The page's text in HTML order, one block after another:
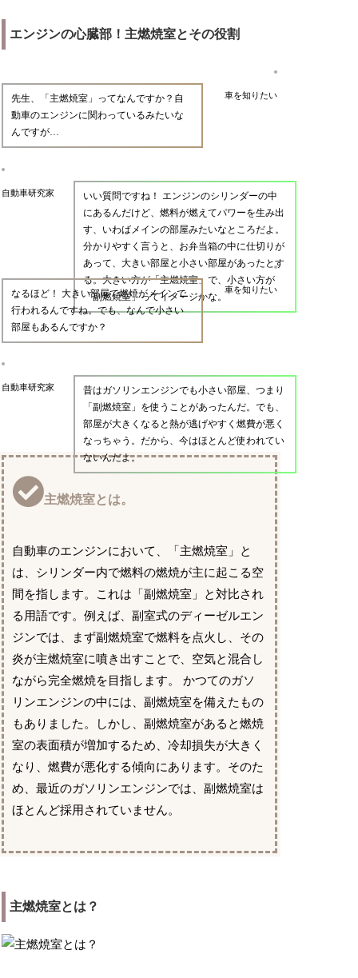
エンジンの心臓部！主燃焼室とその役割
車を知りたい
先生、「主燃焼室」ってなんですか？自
動車のエンジンに関わっているみたいな
んですが…
自動車研究家
いい質問ですね！ エンジンのシリンダーの中
にあるんだけど、燃料が燃えてパワーを生み出
す、いわばメインの部屋みたいなところだよ。
分かりやすく言うと、お弁当箱の中に仕切りが
あって、大きい部屋と小さい部屋があったとす
る。大きい方が「主燃焼室」で、小さい方が
「副燃焼室」ってイメージかな。
車を知りたい
なるほど！ 大きい部屋で燃焼がメインで
行われるんですね。でも、なんで小さい
部屋もあるんですか？
自動車研究家
昔はガソリンエンジンでも小さい部屋、つまり
「副燃焼室」を使うことがあったんだ。でも、
部屋が大きくなると熱が逃げやすく燃費が悪く
なっちゃう。だから、今はほとんど使われてい
ないんだよ。
主燃焼室とは。
自動車のエンジンにおいて、「主燃焼室」と
は、シリンダー内で燃料の燃焼が主に起こる空
間を指します。これは「副燃焼室」と対比され
る用語です。例えば、副室式のディーゼルエン
ジンでは、まず副燃焼室で燃料を点火し、その
炎が主燃焼室に噴き出すことで、空気と混合し
ながら完全燃焼を目指します。 かつてのガソ
リンエンジンの中には、副燃焼室を備えたもの
もありました。しかし、副燃焼室があると燃焼
室の表面積が増加するため、冷却損失が大きく
なり、燃費が悪化する傾向にあります。そのた
め、最近のガソリンエンジンでは、副燃焼室は
ほとんど採用されていません。
主燃焼室とは？